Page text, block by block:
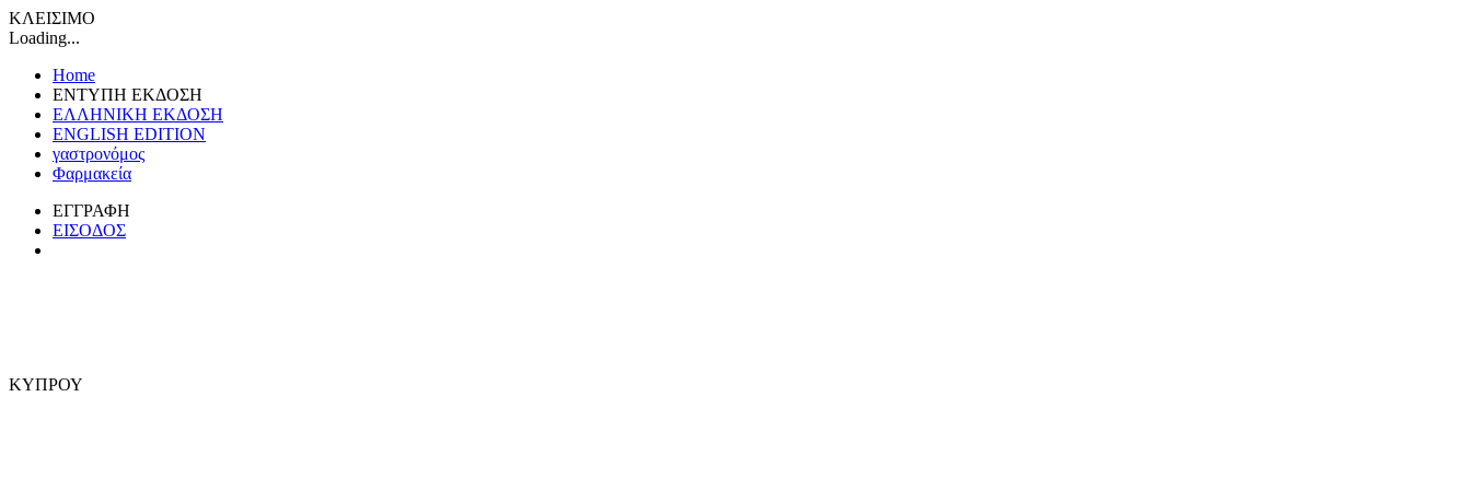
ΚΛΕΙΣΙΜΟ
Loading...
Home
ΕΝΤΥΠΗ ΕΚΔΟΣΗ
ΕΛΛΗΝΙΚΗ ΕΚΔΟΣΗ
ENGLISH EDITION
γαστρονόμος
Φαρμακεία
ΕΓΓΡΑΦΗ
ΕΙΣΟΔΟΣ
ΚΥΠΡΟΥ